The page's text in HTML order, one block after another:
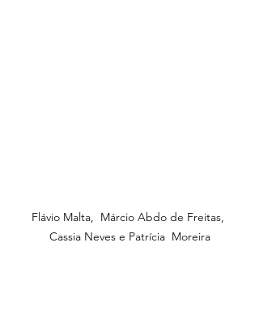
Flávio Malta,  Márcio Abdo de Freitas,
Cassia Neves e Patrícia  Moreira